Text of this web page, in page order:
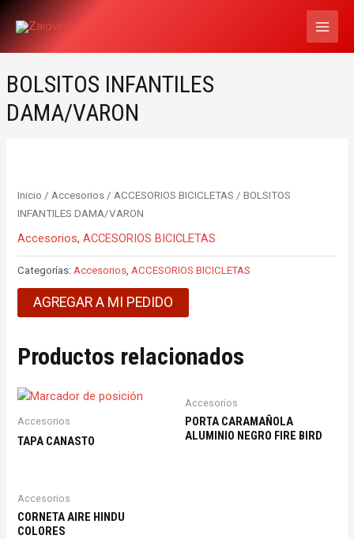
BOLSITOS INFANTILES
DAMA/VARON
Inicio / Accesorios / ACCESORIOS BICICLETAS / BOLSITOS
INFANTILES DAMA/VARON
Accesorios,ACCESORIOS BICICLETAS
Categorías:Accesorios,ACCESORIOS BICICLETAS
AGREGAR A MI PEDIDO
Productos relacionados
Accesorios
TAPA CANASTO
Accesorios
PORTA CARAMAÑOLA
ALUMINIO NEGRO FIRE BIRD
Accesorios
CORNETA AIRE HINDU
COLORES